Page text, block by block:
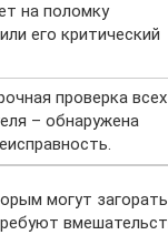
на поломку
его критический
проверка всех
– обнаружена
могут